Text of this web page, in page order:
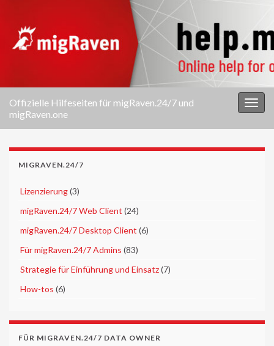
Offizielle Hilfeseiten für migRaven.24/7 und
migRaven.one
MIGRAVEN.24/7
Lizenzierung(3)
migRaven.24/7 Web Client (24)
migRaven.24/7 Desktop Client (6)
Für migRaven.24/7 Admins (83)
Strategie für Einführung und Einsatz(7)
How-tos (6)
FÜR MIGRAVEN.24/7 DATA OWNER